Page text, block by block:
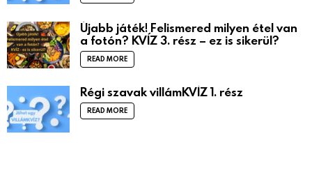
Újabb játék! Felismered milyen étel van
a fotón? KVÍZ 3. rész – ez is sikerül?
READ MORE
Régi szavak villámKVÍZ 1. rész
READ MORE